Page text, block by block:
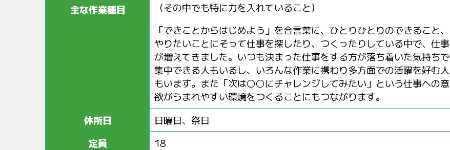
主な作業種目
（その中でも特に力を入れていること）
「できことからはじめよう」を合言葉に、ひとりひとりのできること、
やりたいことにそって仕事を探したり、つくったりしている中で、仕事
が増えてきました。いつも決まった仕事をする方が落ち着いた気持ちで
集中できる人もいるし、いろんな作業に携わり多方面での活躍を好む人
もいます。また「次は〇〇にチャレンジしてみたい」という仕事への意
欲がうまれやすい環境をつくることにもつながります。
休所日
日曜日、祭日
定員
18